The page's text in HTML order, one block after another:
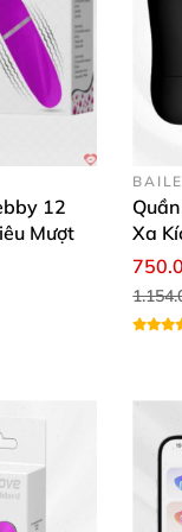
rũ 💜 – Thiết kế
nên sức hút của
đến rung
ái, không gây
12
Mượt
BAILE
Xa